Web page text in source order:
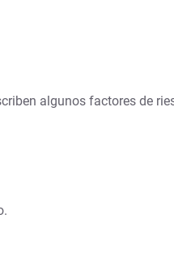
algunos factores de